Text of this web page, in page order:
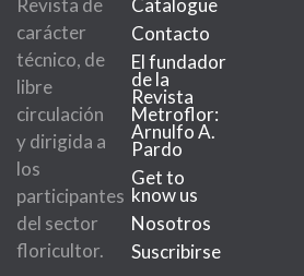
Revista de
carácter
técnico, de
libre
circulación
y dirigida a
los
participantes
del sector
floricultor.
Catalogue
Contacto
El fundador
de la
Revista
Metroflor:
Arnulfo A.
Pardo
Get to
know us
Nosotros
Suscribirse